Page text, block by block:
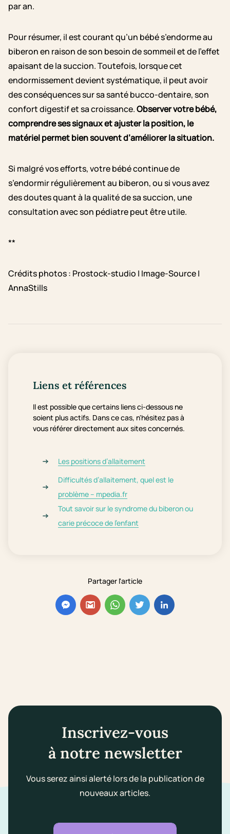
Partager l'article
par an.
Pour résumer, il est courant qu’un bébé s’endorme au
biberon en raison de son besoin de sommeil et de l’effet
apaisant de la succion. Toutefois, lorsque cet
endormissement devient systématique, il peut avoir
des conséquences sur sa santé bucco-dentaire, son
confort digestif et sa croissance.Observer votre bébé,
comprendre ses signaux et ajuster la position, le
matériel permet bien souvent d’améliorer la situation.
Si malgré vos efforts, votre bébé continue de
s’endormir régulièrement au biberon, ou si vous avez
des doutes quant à la qualité de sa succion, une
consultation avec son pédiatre peut être utile.
**
Crédits photos : Prostock-studio | Image-Source |
AnnaStills
Liens et références
Il est possible que certains liens ci-dessous ne
soient plus actifs. Dans ce cas, n'hésitez pas à
vous référer directement aux sites concernés.
Les positions d’allaitement
Difficultés d’allaitement, quel est le
problème – mpedia.fr
Tout savoir sur le syndrome du biberon ou
carie précoce de l’enfant
Inscrivez-vous
à notre newsletter
Vous serez ainsi alerté lors de la publication de
nouveaux articles.